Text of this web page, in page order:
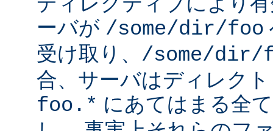
ーバが /some/dir/foo
受け取り、 /some/dir/
合、サーバはディレク
foo.* にあてはまる全